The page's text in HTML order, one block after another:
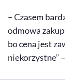
– Czasem
odmowa
bo cena jest
niekorzystne”